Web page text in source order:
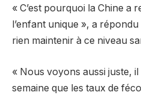
« C’est pourquoi la Chine a
l’enfant unique », a
rien maintenir à ce niveau
« Nous voyons aussi juste,
semaine que les taux de